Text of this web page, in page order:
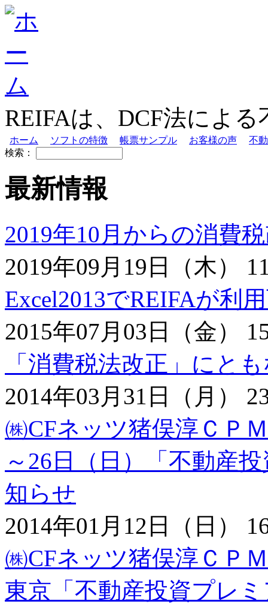
REIFAは、DCF法によ
ホーム ソフトの特徴 帳票サンプル お客様の声
不
検索：
最新情報
2019年10月からの消費
2019年09月19日（木）
Excel2013でREIFAが利
2015年07月03日（金）
「消費税法改正」にと
2014年03月31日（月）
㈱CFネッツ猪俣淳ＣＰ
～26日（日）「不動産
知らせ
2014年01月12日（日）
㈱CFネッツ猪俣淳ＣＰ
東京「不動産投資プレ